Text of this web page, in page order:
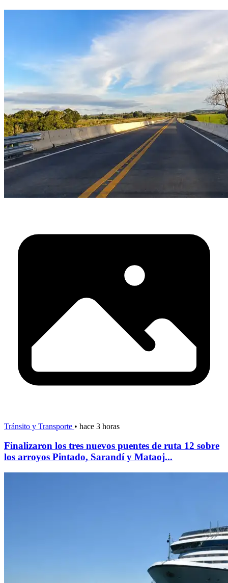
Tránsito y Transporte • hace 3 horas
Finalizaron los tres nuevos puentes de ruta 12 sobre
los arroyos Pintado, Sarandí y Mataoj...